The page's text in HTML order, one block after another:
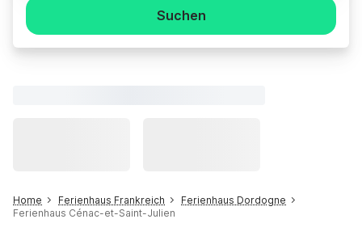
Suchen
Home Ferienhaus Frankreich
Ferienhaus Dordogne
Ferienhaus Cénac-et-Saint-Julien